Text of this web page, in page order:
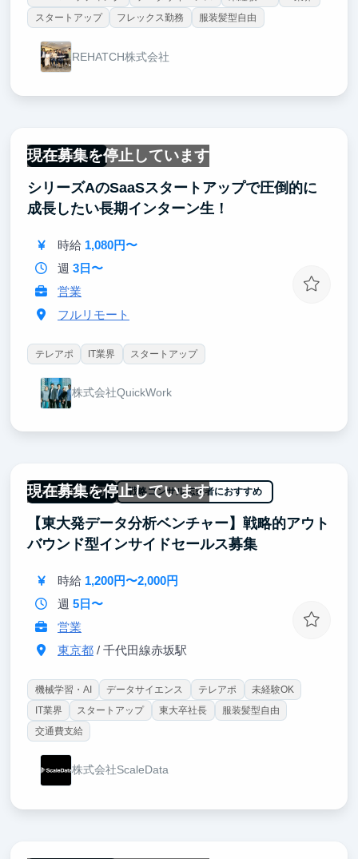
スタートアップ
フレックス勤務 服装髪型自由
REHATCH株式会社
現在募集を停止しています
フルリモート
シリーズAのSaaSスタートアップで圧倒的に
成長したい長期インターン生！
時給 1,080円〜
週 3日〜
営業
フルリモート
テレアポ IT業界 スタートアップ
株式会社QuickWork
現在募集を停止しています
一部リモート可 戦略コンサル志望者におすすめ
【東大発データ分析ベンチャー】戦略的アウト
バウンド型インサイドセールス募集
時給 1,200円〜2,000円
週 5日〜
営業
東京都/ 千代田線赤坂駅
機械学習・AI データサイエンス テレアポ
未経験OK
IT業界
スタートアップ 東大卒社長
服装髪型自由
交通費支給
株式会社ScaleData